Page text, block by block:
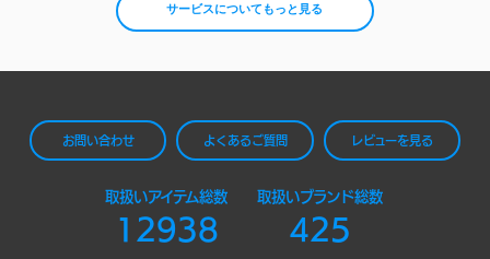
サービスについてもっと見る
お問い合わせ よくあるご質問 レビューを見る
取扱いアイテム総数
12938
取扱いブランド総数
425